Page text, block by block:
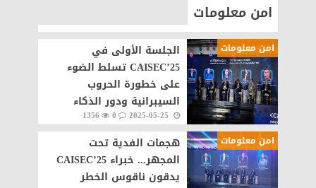
امن معلومات
امن معلومات
الجلسة الأولى في
CAISEC’25 تسلط الضوء
على خطورة الحروب
السيبرانية ودور الذكاء
الاصطناعي في الأمن
الرقمي العالمي
0
1356
امن معلومات
هجمات الفدية تحت
المجهر... خبراء CAISEC’25
يدقون ناقوس الخطر